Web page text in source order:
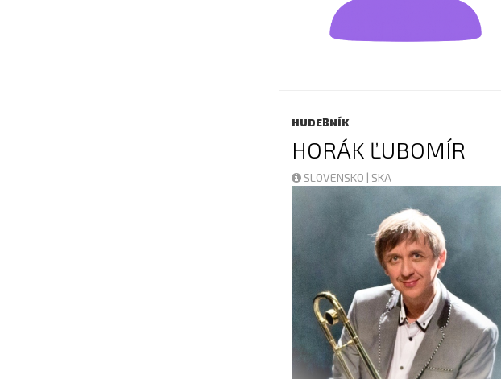
HUDEBNÍK
HORÁK ĽUBOMÍR
SLOVENSKO | SKA